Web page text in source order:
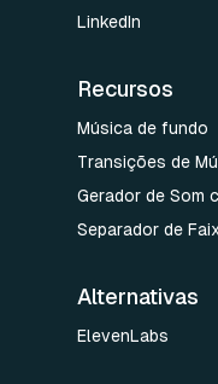
LinkedIn
Recursos
Música de fundo
Transições de
Gerador de Som
Separador de
Alternativas
ElevenLabs